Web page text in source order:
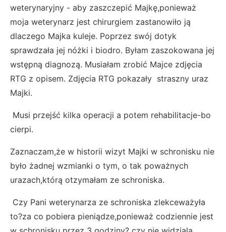
weterynaryjny - aby zaszczepić Majkę,ponieważ
moja weterynarz jest chirurgiem zastanowiło ją
dlaczego Majka kuleje. Poprzez swój dotyk
sprawdzała jej nóżki i biodro. Byłam zaszokowana jej
wstępną diagnozą. Musiałam zrobić Majce zdjęcia
RTG z opisem. Zdjęcia RTG pokazały straszny uraz
Majki.
Musi przejść kilka operacji a potem rehabilitacje-bo
cierpi.
Zaznaczam,że w historii wizyt Majki w schronisku nie
było żadnej wzmianki o tym, o tak poważnych
urazach,którą otzymałam ze schroniska.
Czy Pani weterynarza ze schroniska zlekceważyła
to?za co pobiera pieniądze,ponieważ codziennie jest